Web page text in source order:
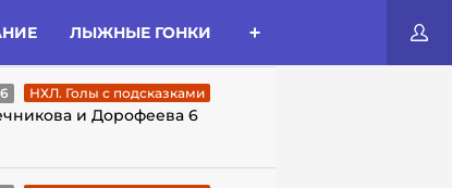
ЛЫЖНЫЕ ГОНКИ
ПОДСКАЗКАМИ
НХЛ. Голы с подсказками
и Дорофеева 6